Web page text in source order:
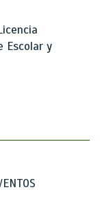
Escolar y